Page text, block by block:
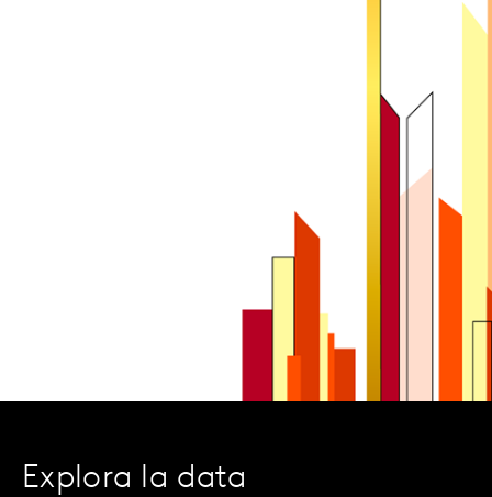
Explora la data